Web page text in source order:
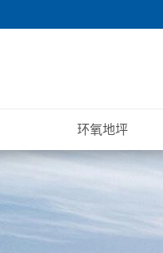
环氧地坪